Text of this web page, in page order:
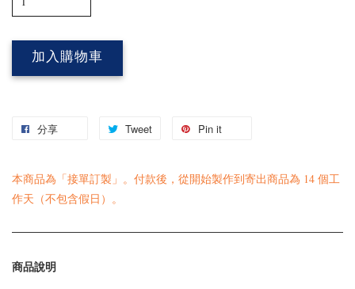
加入購物車
分享 Tweet Pin it
本商品為「接單訂製」。付款後，從開始製作到寄出商品為 14 個工
作天（不包含假日）。
商品說明